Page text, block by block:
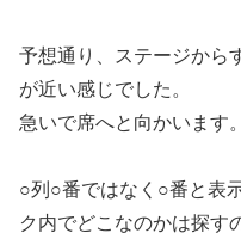
予想通り、ステージから
が近い感じでした。
急いで席へと向かいます。
○列○番ではなく○番と表
ク内でどこなのかは探す